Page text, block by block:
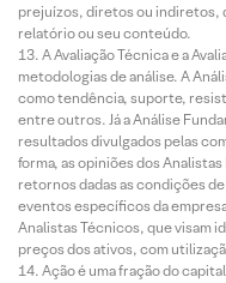
prejuízos, diretos ou indiretos,
relatório ou seu conteúdo.
A Avaliação Técnica e a
metodologias de análise. A
como tendência, suporte,
entre outros. Já a Análise
resultados divulgados pelas
forma, as opiniões dos
retornos dadas as condições
eventos específicos da
Analistas Técnicos, que visam
preços dos ativos, com
Ação é uma fração do